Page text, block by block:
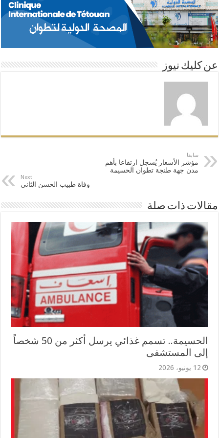
o
o
k
e
r
d
n
A
p عن كليك نيوز
سابقا
مؤشر الأسعار يُسجل ارتفاعا بأهم
مدن جهة طنجة تطوان الحسيمة
Next
وفاة طبيب الحسن الثاني
مقالات ذات صلة
الحسيمة.. تسمم غذائي يرسل أكثر من 50 شخصاً
إلى المستشفى
12 يونيو، 2026